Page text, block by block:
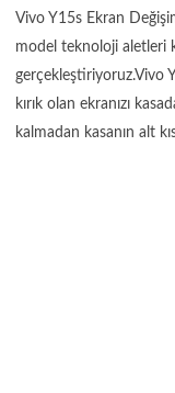
Vivo Y15s Ekran
model teknoloji aletleri
gerçekleştiriyoruz.Vivo
kırık olan ekranızı
kalmadan kasanın alt